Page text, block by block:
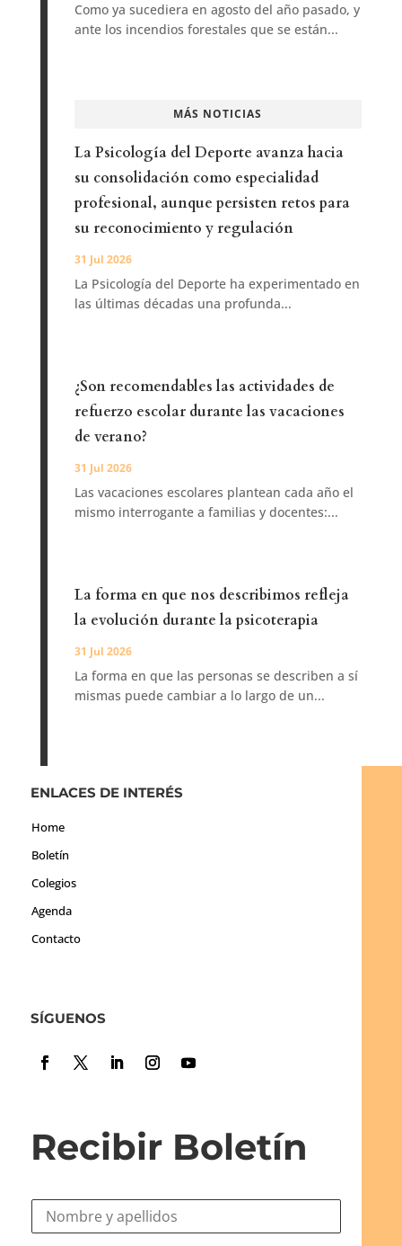
Como ya sucediera en agosto del año pasado, y
ante los incendios forestales que se están...
MÁS NOTICIAS
La Psicología del Deporte avanza hacia
su consolidación como especialidad
profesional, aunque persisten retos para
su reconocimiento y regulación
31 Jul 2026
La Psicología del Deporte ha experimentado en
las últimas décadas una profunda...
¿Son recomendables las actividades de
refuerzo escolar durante las vacaciones
de verano?
31 Jul 2026
Las vacaciones escolares plantean cada año el
mismo interrogante a familias y docentes:...
La forma en que nos describimos refleja
la evolución durante la psicoterapia
31 Jul 2026
La forma en que las personas se describen a sí
mismas puede cambiar a lo largo de un...
ENLACES DE INTERÉS
Home
Boletín
Colegios
Agenda
Contacto
SÍGUENOS
Recibir Boletín
N